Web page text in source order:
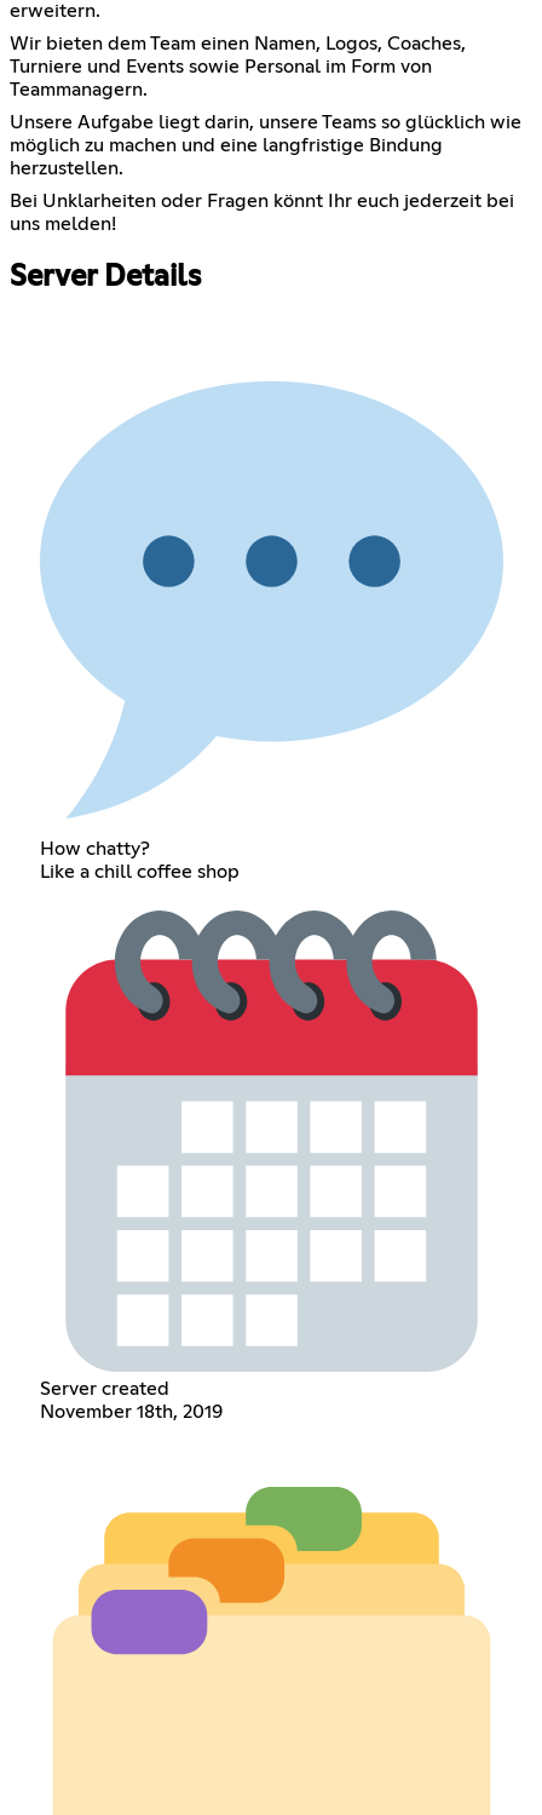
erweitern.
Wir bieten dem Team einen Namen, Logos, Coaches,
Turniere und Events sowie Personal im Form von
Teammanagern.
Unsere Aufgabe liegt darin, unsere Teams so glücklich wie
möglich zu machen und eine langfristige Bindung
herzustellen.
Bei Unklarheiten oder Fragen könnt Ihr euch jederzeit bei
uns melden!
Server Details
How chatty?
Like a chill coffee shop
Server created
November 18th, 2019